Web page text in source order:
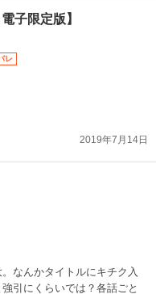
子限定版】
レ
2019年7月14日
なんかタイトルにキチク入
引にくらいでは？各話ごと